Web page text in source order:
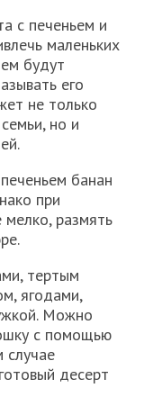
с печеньем и
маленьких
будут
его
не только
но и
банан
при
размять
тертым
ягодами,
Можно
с помощью
случае
десерт